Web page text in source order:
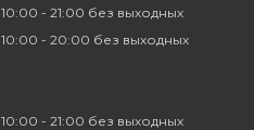
10:00 - 21:00 без выходных
10:00 - 20:00 без выходных
10:00 - 21:00 без выходных